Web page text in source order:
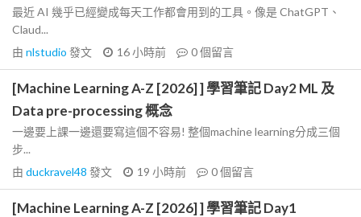
最近 AI 幾乎已經變成每天工作都會用到的工具。像是 ChatGPT、
Claud...
由 nlstudio 發文 16 小時前 0個留言
[Machine Learning A-Z [2026] ] 學習筆記 Day2 ML 及
Data pre-processing 概念
一邊要上課一邊還要寫這個不容易! 整個machine learning分成三個
步...
由 duckravel48 發文 19 小時前 0個留言
[Machine Learning A-Z [2026] ] 學習筆記 Day1